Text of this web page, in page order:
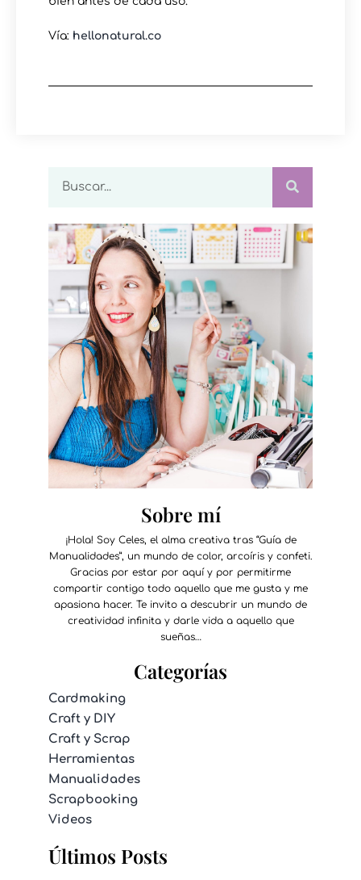
Vía: hellonatural.co
Sobre mí
¡Hola! Soy Celes, el alma creativa tras “Guía de
Manualidades”, un mundo de color, arcoíris y confeti.
Gracias por estar por aquí y por permitirme
compartir contigo todo aquello que me gusta y me
apasiona hacer. Te invito a descubrir un mundo de
creatividad infinita y darle vida a aquello que
sueñas…
Categorías
Cardmaking
Craft y DIY
Craft y Scrap
Herramientas
Manualidades
Scrapbooking
Videos
Últimos Posts